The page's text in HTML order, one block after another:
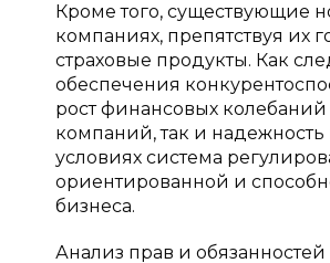
Кроме того, существующие
компаниях, препятствуя их
страховые продукты. Как
обеспечения
рост финансовых колебаний
компаний, так и
условиях система
ориентированной и
бизнеса.
Анализ прав и